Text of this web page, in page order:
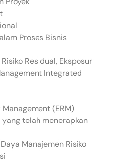
Proses Bisnis
Residual, Eksposur
Integrated
(ERM)
yang telah menerapkan
Manajemen Risiko